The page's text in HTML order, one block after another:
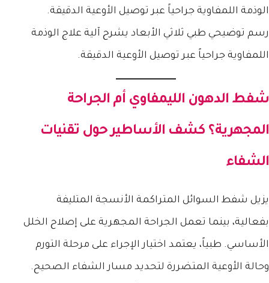
رسم توضيحي طبي ثلاثي الأبعاد يشرح آلية علاج الوذمة
اللمفاوية جراحياً عبر توصيل الأوعية الدقيقة.
شفط الدهون الليمفاوي أم الجراحة
المجهرية؟ كشف الأساطير حول تقنيات
الشفاء
يزيل شفط السوائل المتراكمة الأنسجة المتليفة
بفعالية، بينما تعمل الجراحة المجهرية على إصلاح الخلل
الأساسي. طبياً، يعتمد اختيار الإجراء على مرحلة التورم
وحالة الأوعية المتضررة لتحديد مسار الشفاء الصحيح.